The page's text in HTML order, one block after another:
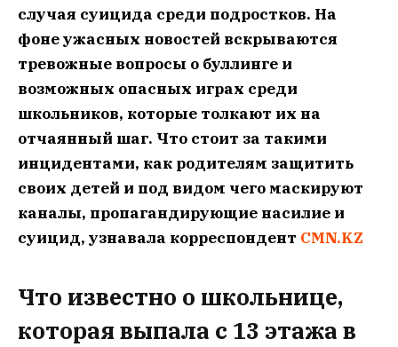
случая суицида среди подростков. На
фоне ужасных новостей вскрываются
тревожные вопросы о буллинге и
возможных опасных играх среди
школьников, которые толкают их на
отчаянный шаг. Что стоит за такими
инцидентами, как родителям защитить
своих детей и под видом чего маскируют
каналы, пропагандирующие насилие и
суицид, узнавала корреспондент CMN.KZ
Что известно о школьнице,
которая выпала с 13 этажа в